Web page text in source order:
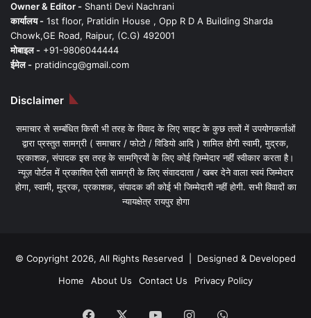
Owner & Editor - Shanti Devi Nachrani
कार्यालय - 1st floor, Pratidin House , Opp R D A Building Sharda
Chowk,GE Road, Raipur, (C.G) 492001
मोबाइल - +91-9806044444
ईमेल - pratidincg@gmail.com
Disclaimer
समाचार से सम्बंधित किसी भी तरह के विवाद के लिए साइट के कुछ तत्वों में उपयोगकर्ताओं
द्वारा प्रस्तुत सामग्री ( समाचार / फोटो / विडियो आदि ) शामिल होगी स्वामी, मुद्रक,
प्रकाशक, संपादक इस तरह के सामग्रियों के लिए कोई ज़िम्मेदार नहीं स्वीकार करता है।
न्यूज़ पोर्टल में प्रकाशित ऐसी सामग्री के लिए संवाददाता / खबर देने वाला स्वयं जिम्मेदार
होगा, स्वामी, मुद्रक, प्रकाशक, संपादक की कोई भी जिम्मेदारी नहीं होगी. सभी विवादों का
न्यायक्षेत्र रायपुर होगा
© Copyright 2026, All Rights Reserved | Designed & Developed
Home
About Us Contact Us Privacy Policy
Facebook YouTubeInstagramWhatsApp